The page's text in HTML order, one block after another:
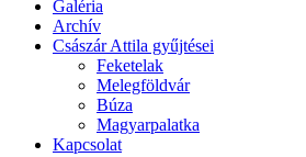
Galéria
Archív
Császár Attila gyűjtései
Feketelak
Melegföldvár
Búza
Magyarpalatka
Kapcsolat